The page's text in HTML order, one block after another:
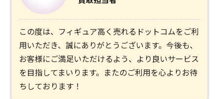
この度は、フィギュア高く売れるドットコムをご利
用いただき、誠にありがとうございます。今後も、
お客様にご満足いただけるよう、より良いサービス
を目指してまいります。またのご利用を心よりお待
ちしております！